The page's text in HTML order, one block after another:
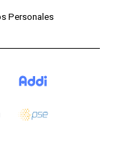
Personales